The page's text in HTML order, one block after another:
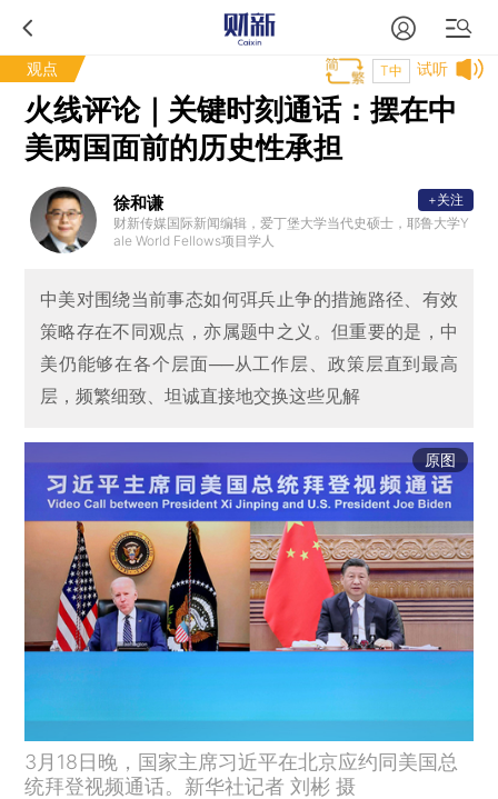
观点 试听
T中
火线评论｜关键时刻通话：摆在中
美两国面前的历史性承担
徐和谦
财新传媒国际新闻编辑，爱丁堡大学当代史硕士，耶鲁大学Y
ale World Fellows项目学人
+关注
中美对围绕当前事态如何弭兵止争的措施路径、有效
策略存在不同观点，亦属题中之义。但重要的是，中
美仍能够在各个层面──从工作层、政策层直到最高
层，频繁细致、坦诚直接地交换这些见解
原图
3月18日晚，国家主席习近平在北京应约同美国总
统拜登视频通话。新华社记者 刘彬 摄